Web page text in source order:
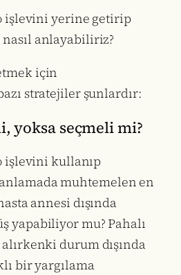
işlevini yerine getirip
anlayabiliriz?
için
stratejiler şunlardır:
yoksa seçmeli mi?
işlevini kullanıp
muhtemelen en
annesi dışında
yapabiliyor mu? Pahalı
durum dışında
bir yargılama